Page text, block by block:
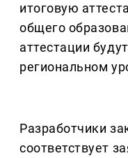
итоговую
общего
аттестации
региональном
Разработчики
соответствует